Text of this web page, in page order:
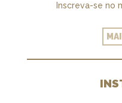
Inscreva-se no